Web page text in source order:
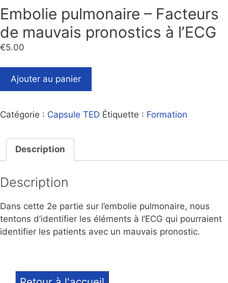
Embolie pulmonaire – Facteurs
de mauvais pronostics à l’ECG
€5.00
Ajouter au panier
Catégorie : Capsule TED Étiquette : Formation
Description
Description
Dans cette 2e partie sur l’embolie pulmonaire, nous
tentons d’identifier les éléments à l’ECG qui pourraient
identifier les patients avec un mauvais pronostic.